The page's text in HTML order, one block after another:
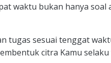
waktu bukan hanya soal
tugas sesuai tenggat
citra Kamu